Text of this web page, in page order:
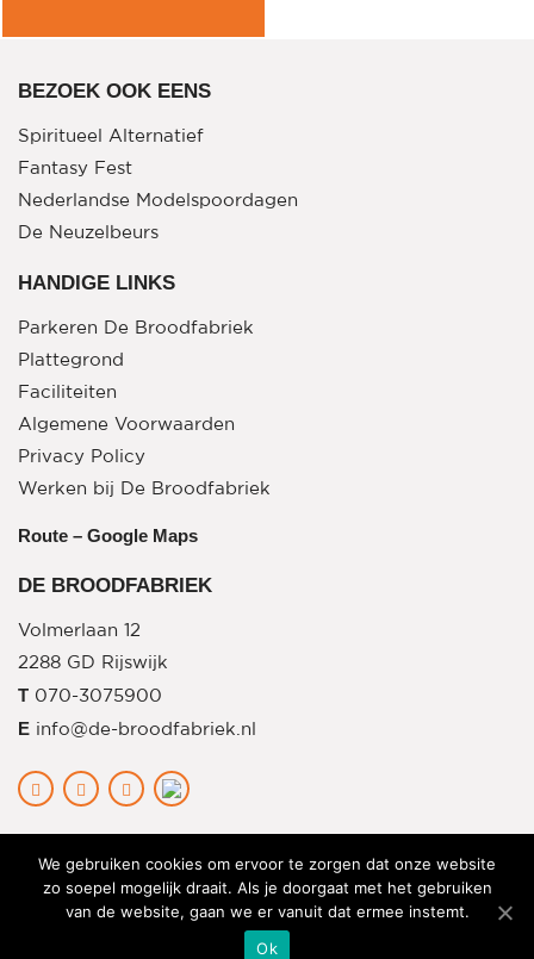
BEZOEK OOK EENS
Spiritueel Alternatief
Fantasy Fest
Nederlandse Modelspoordagen
De Neuzelbeurs
Pasar Malam Rijswijk
Patchwork & Quiltdagen
Pasar Indonesia
HANDIGE LINKS
Parkeren De Broodfabriek
Plattegrond
Faciliteiten
Algemene Voorwaarden
Privacy Policy
Werken bij De Broodfabriek
Route – Google Maps
DE BROODFABRIEK
Volmerlaan 12
2288 GD Rijswijk
T 070-3075900
E info@de-broodfabriek.nl
Copyright © 2026
We gebruiken cookies om ervoor te zorgen dat onze website
zo soepel mogelijk draait. Als je doorgaat met het gebruiken
van de website, gaan we er vanuit dat ermee instemt.
Ok